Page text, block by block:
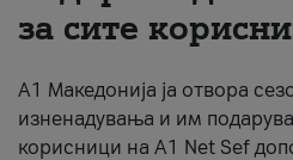
#ПодобарОнлајн
за сите
А1 Македонија ја отвора
изненадувања и им
корисници на A1 Net Sef